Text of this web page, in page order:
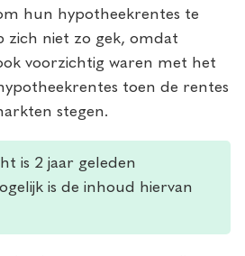
hun hypotheekrentes te
zich niet zo gek, omdat
voorzichtig waren met het
toen de rentes
stegen.
is 2 jaar geleden
is de inhoud hiervan